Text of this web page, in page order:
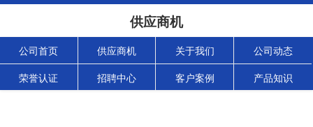
供应商机
公司首页 供应商机 关于我们 公司动态
荣誉认证 招聘中心 客户案例 产品知识